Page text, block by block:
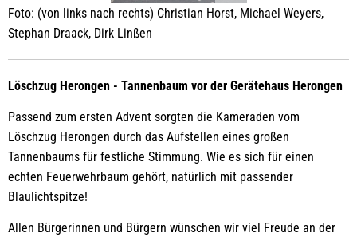
Foto: (von links nach rechts) Christian Horst, Michael Weyers,
Stephan Draack, Dirk Linßen
Löschzug Herongen - Tannenbaum vor der Gerätehaus Herongen
Passend zum ersten Advent sorgten die Kameraden vom
Löschzug Herongen durch das Aufstellen eines großen
Tannenbaums für festliche Stimmung. Wie es sich für einen
echten Feuerwehrbaum gehört, natürlich mit passender
Blaulichtspitze!
Allen Bürgerinnen und Bürgern wünschen wir viel Freude an der